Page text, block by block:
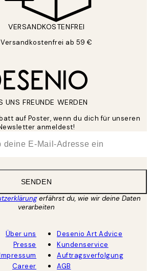
VERSANDKOSTENFREI
Versandkostenfrei ab 59 €
UNS FREUNDE WERDEN
auf Poster, wenn du dich für unseren
anmeldest!
SENDEN
erfährst du, wie wir deine Daten
verarbeiten
Über uns
Presse
Career
Desenio Art Advice
Kundenservice
Auftragsverfolgung
AGB